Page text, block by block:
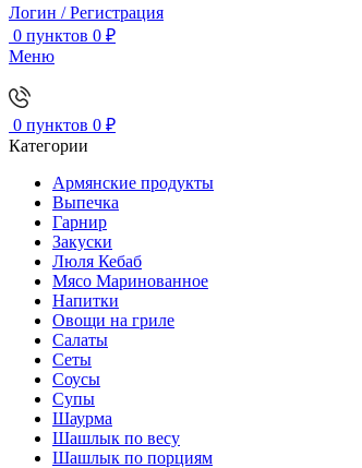
Логин / Регистрация
0 пунктов 0 ₽
Меню
0 пунктов 0 ₽
Категории
Армянские продукты
Выпечка
Гарнир
Закуски
Люля Кебаб
Мясо Маринованное
Напитки
Овощи на гриле
Салаты
Сеты
Соусы
Супы
Шаурма
Шашлык по весу
Шашлык по порциям